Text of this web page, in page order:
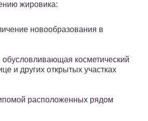
жировика:
новообразования в
обусловливающая косметический
и других открытых участках
расположенных рядом